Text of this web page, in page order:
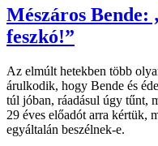
Mészáros Bende:
feszkó!”
Az elmúlt hetekben több
árulkodik, hogy Bende és
túl jóban, ráadásul úgy tűnt,
29 éves előadót arra kértük,
egyáltalán ­beszélnek-e.